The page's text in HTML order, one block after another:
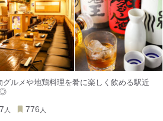
グルメや地鶏料理を肴に楽しく飲める駅近
◎
人 776 人